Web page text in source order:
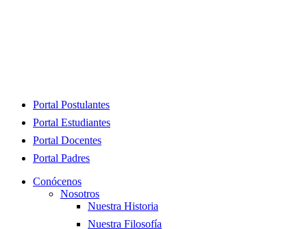
Close
Portal Postulantes
Portal Estudiantes
Portal Docentes
Portal Padres
Conócenos
Nosotros
Nuestra Historia
Nuestra Filosofía